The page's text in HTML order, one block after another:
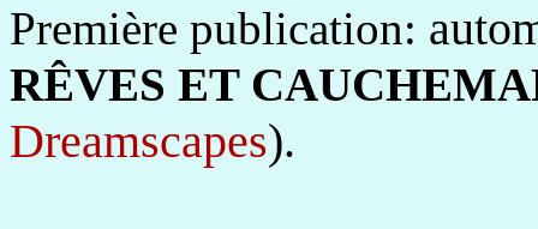
Première publication:
RÊVES ET
Dreamscapes).